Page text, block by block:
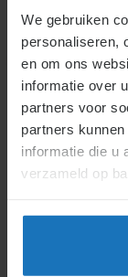
We gebruiken
personaliseren,
en om ons
informatie over
partners voor
partners
informatie die u
verzameld op
2.6.1.
Onderscheid